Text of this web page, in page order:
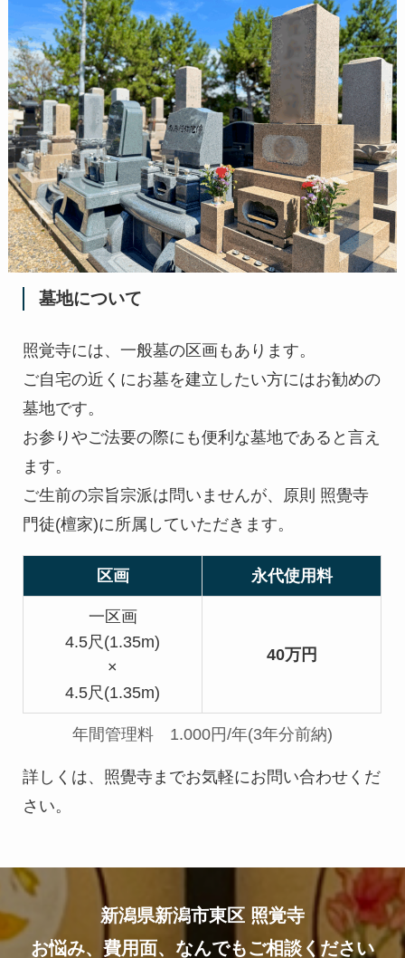
墓地について
照覚寺には、一般墓の区画もあります。
ご自宅の近くにお墓を建立したい方にはお勧めの
墓地です。
お参りやご法要の際にも便利な墓地であると言え
ます。
ご生前の宗旨宗派は問いませんが、原則 照覺寺
門徒(檀家)に所属していただきます。
区画 永代使用料
一区画
4.5尺(1.35m)
×
4.5尺(1.35m)
40万円
年間管理料 1.000円/年(3年分前納)
詳しくは、照覺寺までお気軽にお問い合わせくだ
さい。
新潟県新潟市東区 照覚寺
お悩み、費用面、なんでもご相談ください